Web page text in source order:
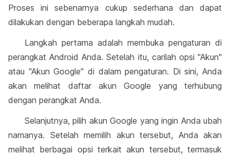
Proses ini sebenarnya cukup sederhana dan dapat
dilakukan dengan beberapa langkah mudah.
Langkah pertama adalah membuka pengaturan di
perangkat Android Anda. Setelah itu, carilah opsi "Akun"
atau "Akun Google" di dalam pengaturan. Di sini, Anda
akan melihat daftar akun Google yang terhubung
dengan perangkat Anda.
Selanjutnya, pilih akun Google yang ingin Anda ubah
namanya. Setelah memilih akun tersebut, Anda akan
melihat berbagai opsi terkait akun tersebut, termasuk